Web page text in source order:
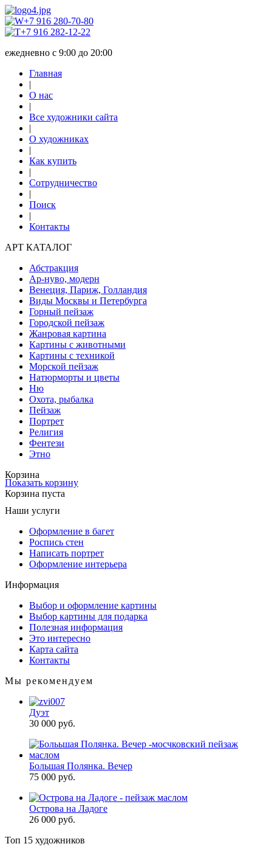
+7 916 280-70-80
+7 916 282-12-22
ежедневно с 9:00 до 20:00
Главная
|
О нас
|
Все художники сайта
|
О художниках
|
Как купить
|
Сотрудничество
|
Поиск
|
Контакты
АРТ КАТАЛОГ
Абстракция
Ар-нуво, модерн
Венеция, Париж, Голландия
Виды Москвы и Петербурга
Горный пейзаж
Городской пейзаж
Жанровая картина
Картины с животными
Картины с техникой
Морской пейзаж
Натюрморты и цветы
Ню
Охота, рыбалка
Пейзаж
Портрет
Религия
Фентези
Этно
Корзина
Показать корзину
Корзина пуста
Наши услуги
Оформление в багет
Роспись стен
Написать портрет
Оформление интерьера
Информация
Выбор и оформление картины
Выбор картины для подарка
Полезная информация
Это интересно
Карта сайта
Контакты
Мы рекомендуем
Дуэт
30 000 руб.
Большая Полянка. Вечер
75 000 руб.
Острова на Ладоге
26 000 руб.
Топ 15 художников